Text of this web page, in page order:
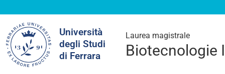
Università
degli Studi
di Ferrara
Laurea magistrale
Biotecnologie
nel
sito